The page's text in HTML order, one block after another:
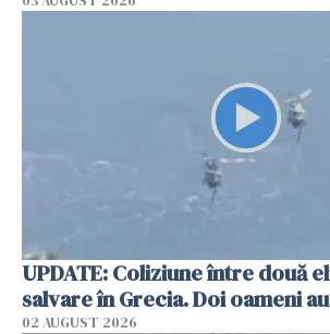
UPDATE: Coliziune între două
salvare în Grecia. Doi oameni
02 AUGUST 2026